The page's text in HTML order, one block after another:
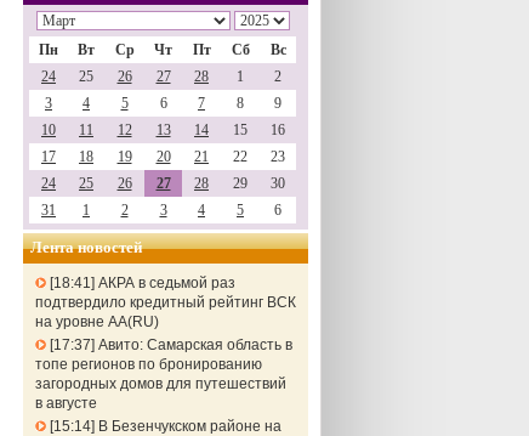
Пн Вт Ср Чт Пт Сб
Вс
24
25 26 27 28 1
2
3
4 5 6 7 8
9
10
11 12 13 14 15
16
17
18 19 20 21 22
23
24
25 26 27 28 29
30
31
1 2 3 4 5 6
Лента новостей
18:41 АКРА в седьмой раз
подтвердило кредитный рейтинг ВСК
на уровне АА(RU)
17:37 Авито: Самарская область в
топе регионов по бронированию
загородных домов для путешествий
в августе
15:14 В Безенчукском районе на